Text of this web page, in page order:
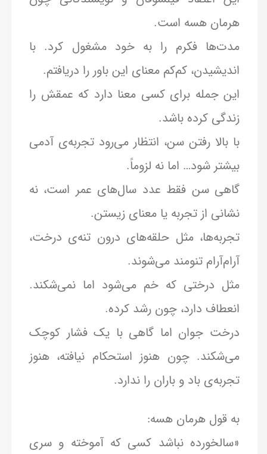
هرمان هسه است.
مدت‌ها فکرم را به خود مشغول کرد. با
اندیشیدن، کم‌کم معنای این باور را دریافتم.
این جمله برای کسی معنا دارد که عمقش را
زندگی کرده باشد.
با بالا رفتن سن، انتظار می‌رود تجربه‌ی آدمی
بیشتر شود… اما نه لزوماً.
گاهی سن فقط عدد سال‌های عمر است، نه
نشانی از تجربه یا معنای زیستن.
تجربه‌ها، مثل حلقه‌های درون تنه‌ی درخت،
آرام‌آرام تنومند می‌شوند.
مثل درختی که خم می‌شود اما نمی‌شکند.
انعطاف دارد، چون رشد کرده.
درخت جوان اما گاهی با یک فشار کوچک
می‌شکند. چون هنوز استحکام نیافته، هنوز
تجربه‌ی باد و باران را ندارد.
به قول هرمان هسه:
«سالخورده نباشد کسی که آموخته و سری